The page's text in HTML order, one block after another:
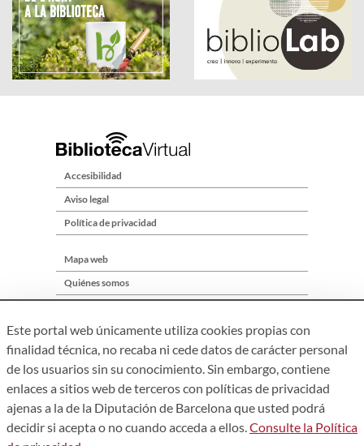
Accesibilidad
Aviso legal
Política de privacidad
Mapa web
Quiénes somos
Este portal web únicamente utiliza cookies propias con
finalidad técnica, no recaba ni cede datos de carácter personal
de los usuarios sin su conocimiento. Sin embargo, contiene
enlaces a sitios web de terceros con políticas de privacidad
ajenas a la de la Diputación de Barcelona que usted podrá
decidir si acepta o no cuando acceda a ellos.Consulte la Política